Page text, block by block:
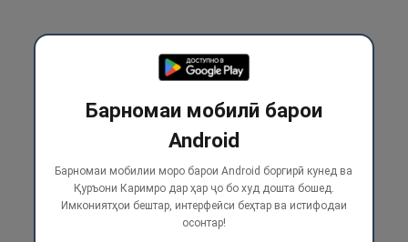
Барномаи мобилӣ барои
Android
Барномаи мобилии моро барои Android боргирӣ кунед ва
Қуръони Каримро дар ҳар ҷо бо худ дошта бошед.
Имкониятҳои бештар, интерфейси беҳтар ва истифодаи
осонтар!